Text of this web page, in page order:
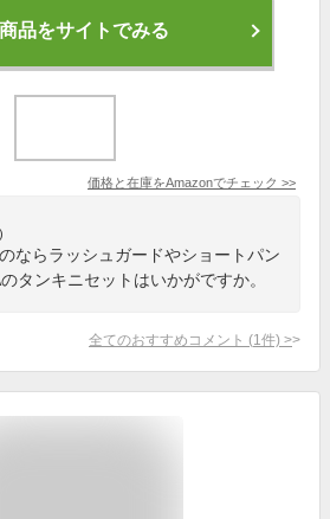
品をサイトでみる
価格と在庫をAmazonでチェック >>
ならラッシュガードやショートパン
タンキニセットはいかがですか。
全てのおすすめコメント (1 件) >